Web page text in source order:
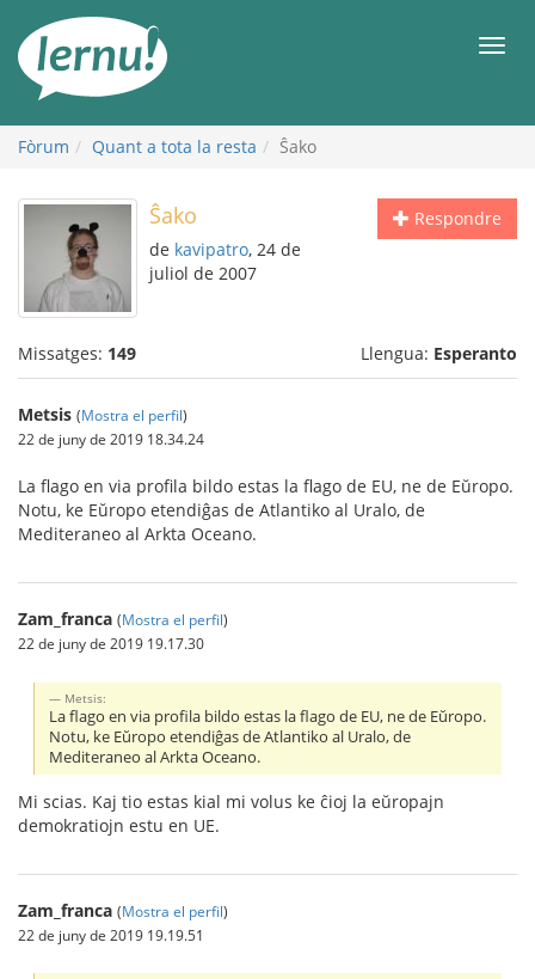
contingut
Fòrum Quant a tota la resta Ŝako
Respondre
Ŝako
de kavipatro, 24 de
juliol de 2007
Missatges: 149 Llengua: Esperanto
Metsis (Mostra el perfil)
22 de juny de 2019 18.34.24
La flago en via profila bildo estas la flago de EU, ne de Eŭropo.
Notu, ke Eŭropo etendiĝas de Atlantiko al Uralo, de
Mediteraneo al Arkta Oceano.
Zam_franca (Mostra el perfil)
22 de juny de 2019 19.17.30
Metsis:
La flago en via profila bildo estas la flago de EU, ne de Eŭropo.
Notu, ke Eŭropo etendiĝas de Atlantiko al Uralo, de
Mediteraneo al Arkta Oceano.
Mi scias. Kaj tio estas kial mi volus ke ĉioj la eŭropajn
demokratiojn estu en UE.
Zam_franca (Mostra el perfil)
22 de juny de 2019 19.19.51